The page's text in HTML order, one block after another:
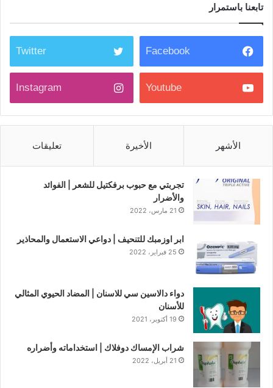
تابعنا باستمرار
Facebook
Twitter
Youtube
Instagram
الأشهر الأخيرة تعليقات
تجربتي مع حبوب برفكتيل للشعر | الفوائد
والأضرار
21 مارس، 2022
ابر اوزمبك للتنحيف | دواعي الاستعمال والمحاذير
25 فبراير، 2022
دواء دالاسين سي للاسنان | المضاد الحيوي المثالي
للأسنان
19 أكتوبر، 2021
شراب الإمساك دوفلاك | استخداماته وأضراره
21 أبريل، 2022